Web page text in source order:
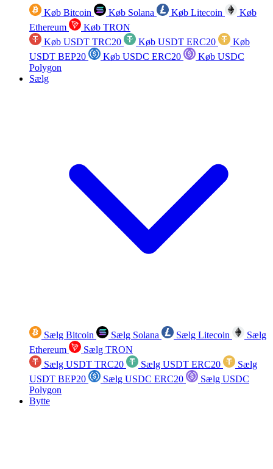
Køb Bitcoin Køb Solana Køb Litecoin
Køb
Ethereum
Køb TRON
Køb USDT TRC20
Køb USDT ERC20
Køb
USDT BEP20
Køb USDC ERC20
Køb USDC
Polygon
Sælg
Sælg Bitcoin Sælg Solana Sælg Litecoin
Sælg
Ethereum
Sælg TRON
Sælg USDT TRC20
Sælg USDT ERC20
Sælg
USDT BEP20
Sælg USDC ERC20
Sælg USDC
Polygon
Bytte